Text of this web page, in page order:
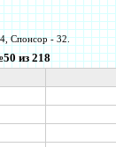
Спонсор - 32.
из 218